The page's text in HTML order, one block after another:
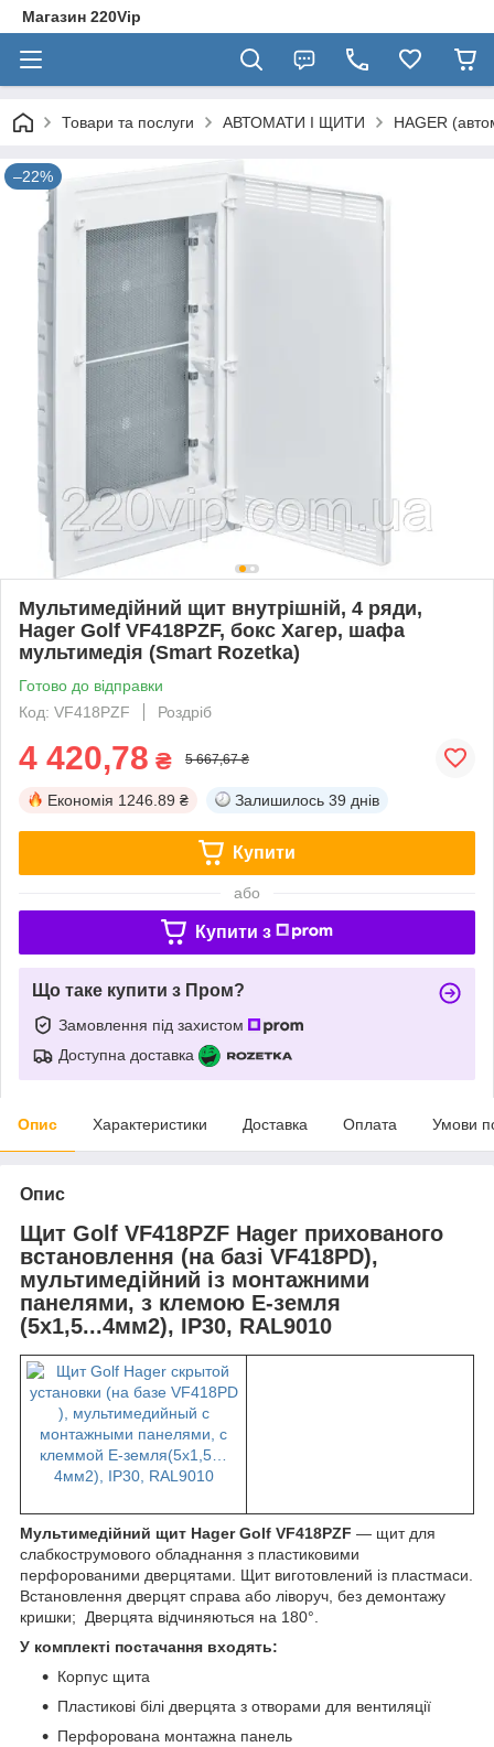
Магазин 220Vip
Товари та послуги АВТОМАТИ І ЩИТИ HAGER
–22%
Мультимедійний щит внутрішній, 4 ряди,
Hager Golf VF418PZF, бокс Хагер, шафа
мультимедія (Smart Rozetka)
Готово до відправки
Код: VF418PZF
Роздріб
4 420,78 ₴ 5 667,67 ₴
Економія 1246.89 ₴ Залишилось 39 днів
Купити
або
Купити з
Що таке купити з Пром?
Замовлення під захистом
Доступна доставка
Опис Характеристики Доставка Оплата Умови
Опис
Щит Golf VF418PZF Hager прихованого
встановлення (на базі VF418PD),
мультимедійний із монтажними
панелями, з клемою Е-земля
(5x1,5...4мм2), IP30, RAL9010
Мультимедійний щит Hager Golf VF418PZF — щит для
слабкострумового обладнання з пластиковими
перфорованими дверцятами. Щит виготовлений із пластмаси.
Встановлення дверцят справа або ліворуч, без демонтажу
кришки; Дверцята відчиняються на 180°.
У комплекті постачання входять:
Корпус щита
Пластикові білі дверцята з отворами для вентиляції
Перфорована монтажна панель